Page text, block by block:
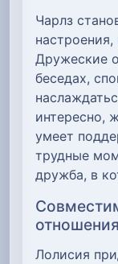
Чарлз
Дружеские
беседах,
интересно,
умеет
трудные
дружба, в
Лолисия